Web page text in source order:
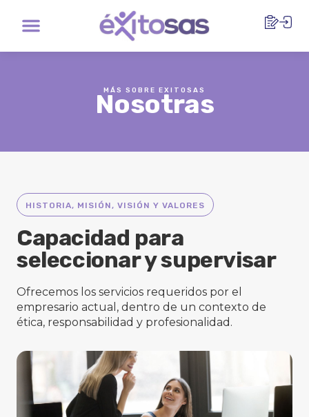
Menu
MÁS SOBRE EXITOSAS
Nosotras
HISTORIA, MISIÓN, VISIÓN Y VALORES
Capacidad para
seleccionar y supervisar
Ofrecemos los servicios requeridos por el
empresario actual, dentro de un contexto de
ética, responsabilidad y profesionalidad.